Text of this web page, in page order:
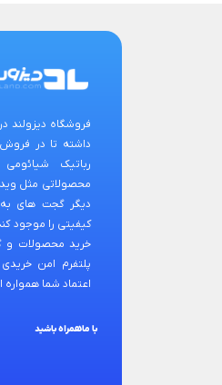
فروشگاه دیزولند
داشته تا در
رباتیک
محصولاتی مثل
دیگر گجت های به
کیفیتی را موجود
خرید محصولات
پلتفرم امن
اعتماد شما همواره
با ماهمراه باشید